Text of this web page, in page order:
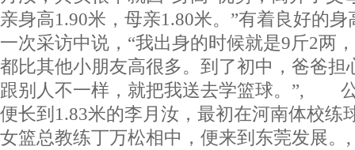
亲身高1.90米，母亲1.80米。”有着良好的
一次采访中说，“我出身的时候就是9斤2两
都比其他小朋友高很多。到了初中，爸爸担
跟别人不一样，就把我送去学篮球。”,
便长到1.83米的李月汝，最初在河南体校练
女篮总教练丁万松相中，便来到东莞发